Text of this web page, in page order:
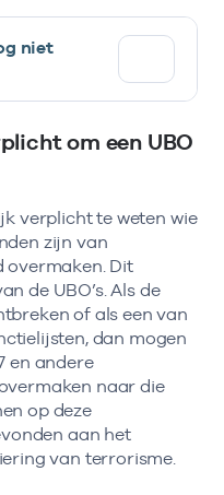
niet
om een UBO
verplicht te weten wie
zijn van
overmaken. Dit
de UBO’s. Als de
of als een van
dan mogen
en andere
naar die
op deze
aan het
van terrorisme.